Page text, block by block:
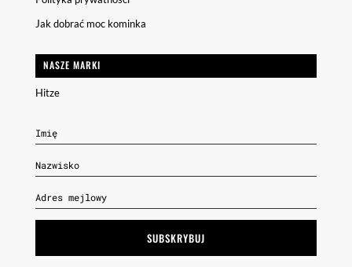
Jak dobrać moc kominka
NASZE MARKI
Hitze
SUBSKRYBUJ